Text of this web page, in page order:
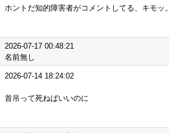
ホントだ知的障害者がコメントしてる、キモッ。
2026-07-17 00:48:21
名前無し
2026-07-14 18:24:02
首吊って死ねばいいのに